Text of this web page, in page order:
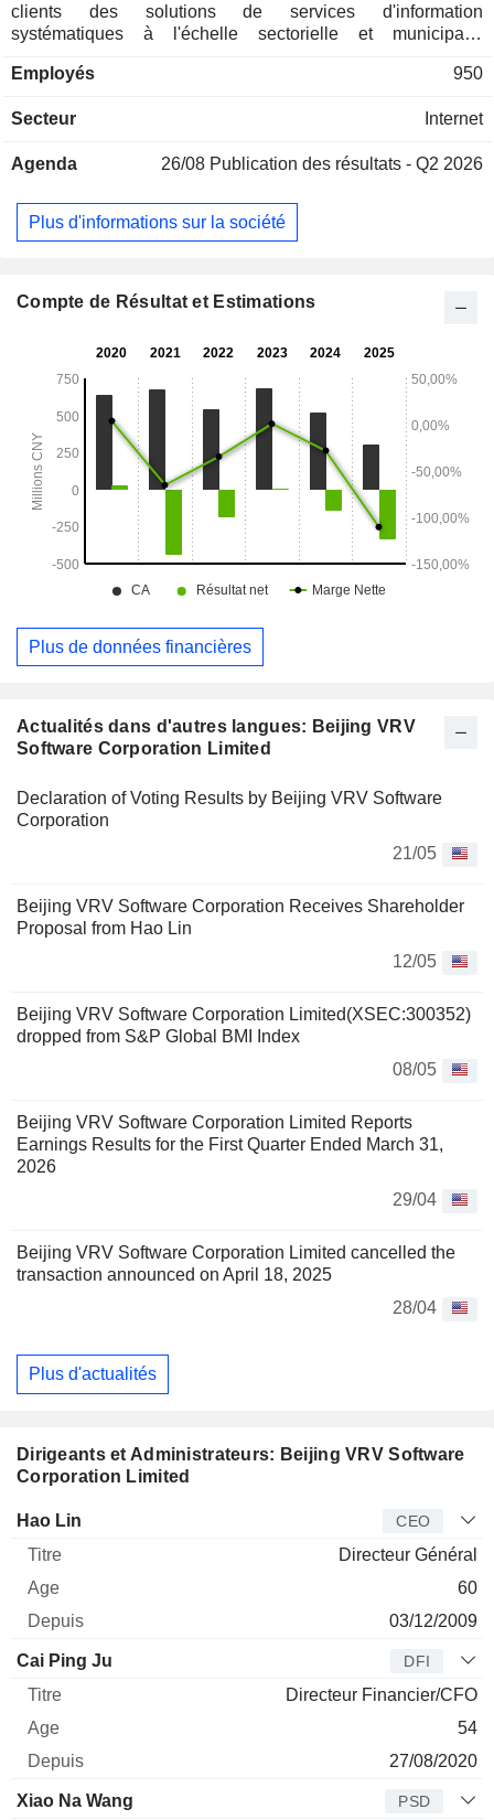
Actualités dans d'autres langues: Beijing VRV
Software Corporation Limited
Declaration of Voting Results by Beijing VRV Software
Corporation
21/05
Beijing VRV Software Corporation Receives Shareholder
Proposal from Hao Lin
12/05
Beijing VRV Software Corporation Limited(XSEC:300352)
dropped from S&P Global BMI Index
08/05
Beijing VRV Software Corporation Limited Reports
Earnings Results for the First Quarter Ended March 31,
2026
29/04
Beijing VRV Software Corporation Limited cancelled the
transaction announced on April 18, 2025
28/04
Plus d'actualités
Dirigeants et Administrateurs: Beijing VRV Software
Corporation Limited
Dirigeant
Hao Lin CEO
Directeur Général
60
03/12/2009
Cai Ping Ju DFI
Directeur Financier/CFO
54
27/08/2020
Xiao Na Wang PSD
clients des solutions de services d'information
systématiques à l'échelle sectorielle et municipale,
l'exploitation et de la maintenance, ainsi que l'intégration de
Les principaux produits de la société comprennent le
de contrôle d’accès au réseau, le système de gestion de la
confidentialité des terminaux informatiques, le système de
gestion de la sécurité et d’analyse de la situation, la
dans les secteurs de l’administration publique, de l’armée,
Employés 950
Secteur Internet
Agenda 26/08 Publication des résultats - Q2 2026
Plus d'informations sur la société
Compte de Résultat et Estimations
Plus de données financières